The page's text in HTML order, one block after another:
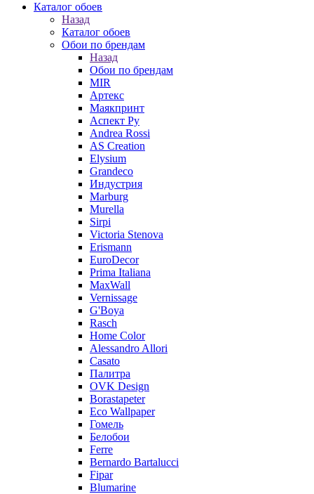
Каталог обоев
Назад
Каталог обоев
Обои по брендам
Назад
Обои по брендам
MIR
Артекс
Маякпринт
Аспект Ру
Andrea Rossi
AS Creation
Elysium
Grandeco
Индустрия
Marburg
Murella
Sirpi
Victoria Stenova
Erismann
EuroDecor
Prima Italiana
MaxWall
Vernissage
G'Boya
Rasch
Home Color
Alessandro Allori
Casato
Палитра
OVK Design
Borastapeter
Eco Wallpaper
Гомель
Белобои
Ferre
Bernardo Bartalucci
Fipar
Blumarine